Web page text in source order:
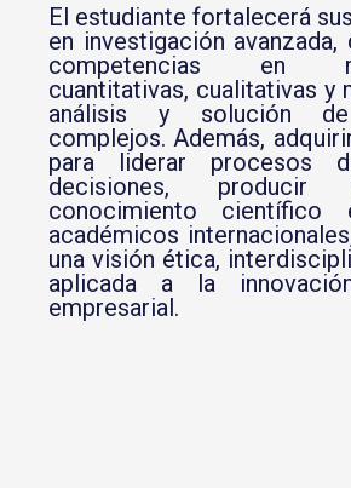
El estudiante fortalecerá
en investigación avanzada,
competencias en
cuantitativas, cualitativas y
análisis y solución de
complejos. Además,
para liderar procesos
decisiones,
conocimiento científico
académicos
una visión ética,
aplicada a la
empresarial.